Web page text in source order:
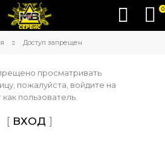
0
Доступ запрещен
просматривать
пожалуйста, войдите на
как пользователь.
[ ВХОД ]